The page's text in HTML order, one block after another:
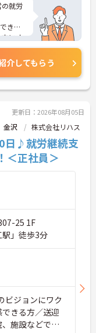
就労
きる
にオ
で働
さら
くだ
介してもらう
更新日：2026年08月05日
金沢 株式会社リハス
日♪就労継続支
＜正社員＞
25 1F
」徒歩3分
ジョンにワク
きる方／送迎
施設などでの